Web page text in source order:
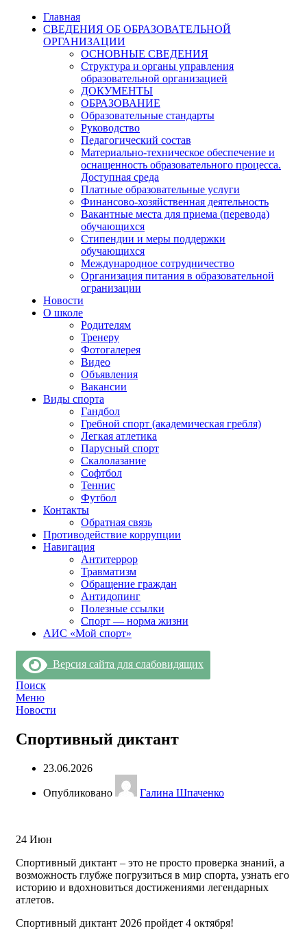
Главная
СВЕДЕНИЯ ОБ ОБРАЗОВАТЕЛЬНОЙ
ОРГАНИЗАЦИИ
ОСНОВНЫЕ СВЕДЕНИЯ
Структура и органы управления
образовательной организацией
ДОКУМЕНТЫ
ОБРАЗОВАНИЕ
Образовательные стандарты
Руководство
Педагогический состав
Материально-техническое обеспечение и
оснащенность образовательного процесса.
Доступная среда
Платные образовательные услуги
Финансово-хозяйственная деятельность
Вакантные места для приема (перевода)
обучающихся
Стипендии и меры поддержки
обучающихся
Международное сотрудничество
Организация питания в образовательной
огранизации
Новости
О школе
Родителям
Тренеру
Фотогалерея
Видео
Объявления
Вакансии
Виды спорта
Гандбол
Гребной спорт (академическая гребля)
Легкая атлетика
Парусный спорт
Скалолазание
Софтбол
Теннис
Футбол
Контакты
Обратная связь
Противодействие коррупции
Навигация
Антитеррор
Травматизм
Обращение граждан
Антидопинг
Полезные ссылки
Спорт — норма жизни
АИС «Мой спорт»
Версия сайта для слабовидящих
Поиск
Меню
Новости
Спортивный диктант
23.06.2026
Опубликовано Галина Шпаченко
24 Июн
Спортивный диктант – это не просто проверка знаний, а
возможность глубже погрузиться в мир спорта, узнать его
историю и вдохновиться достижениями легендарных
атлетов.
Спортивный диктант 2026 пройдет 4 октября!